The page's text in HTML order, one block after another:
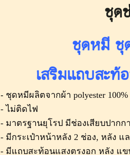
ชุด
ชุดหมี ชุ
เสริมแถบสะ
- ชุดหมีผลิตจากผ้า polyester
- ไม่ติดไฟ
- มาตรฐานยุโรป มีช่องเสียบปากกา
- มีกระเป๋าหน้าหลัง 2 ช่อง, หลัง แล
- มีแถบสะท้อนแสงตรงอก หลัง แ